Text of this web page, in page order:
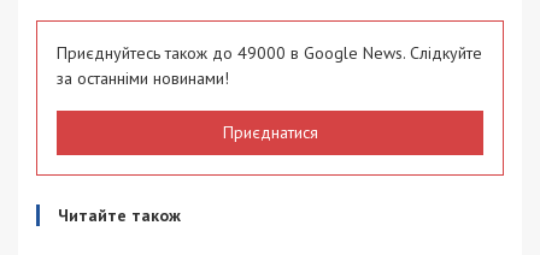
Приєднуйтесь також до 49000 в Google News. Слідкуйте
за останніми новинами!
Приєднатися
Читайте також